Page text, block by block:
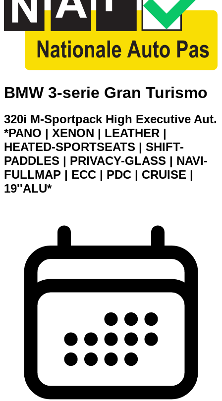
BMW 3-serie Gran Turismo
320i M-Sportpack High Executive Aut.
*PANO | XENON | LEATHER |
HEATED-SPORTSEATS | SHIFT-
PADDLES | PRIVACY-GLASS | NAVI-
FULLMAP | ECC | PDC | CRUISE |
19''ALU*